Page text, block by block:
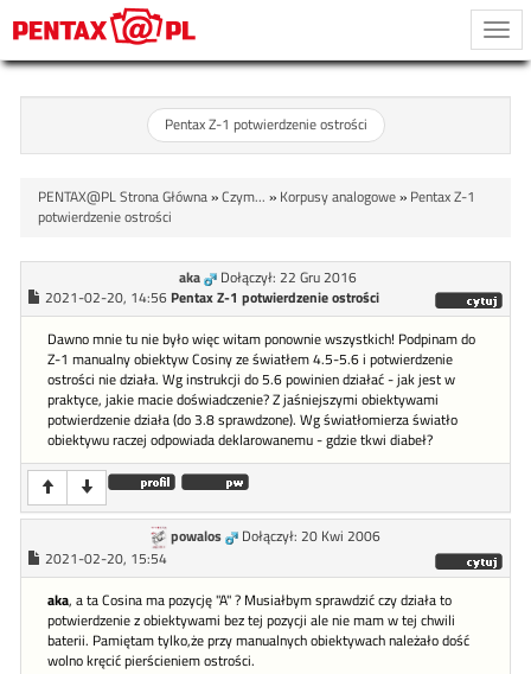
Pentax Z-1 potwierdzenie ostrości
PENTAX@PL Strona Główna»Czym... » Korpusy analogowe» Pentax Z-1
potwierdzenie ostrości
aka
Dołączył: 22 Gru 2016
2021-02-20, 14:56 Pentax Z-1 potwierdzenie ostrości
Dawno mnie tu nie było więc witam ponownie wszystkich! Podpinam do
Z-1 manualny obiektyw Cosiny ze światłem 4.5-5.6 i potwierdzenie
ostrości nie działa. Wg instrukcji do 5.6 powinien działać - jak jest w
praktyce, jakie macie doświadczenie? Z jaśniejszymi obiektywami
potwierdzenie działa (do 3.8 sprawdzone). Wg światłomierza światło
obiektywu raczej odpowiada deklarowanemu - gdzie tkwi diabeł?
powalos
Dołączył: 20 Kwi 2006
2021-02-20, 15:54
aka, a ta Cosina ma pozycję "A" ? Musiałbym sprawdzić czy działa to
potwierdzenie z obiektywami bez tej pozycji ale nie mam w tej chwili
baterii. Pamiętam tylko,że przy manualnych obiektywach należało dość
wolno kręcić pierścieniem ostrości.